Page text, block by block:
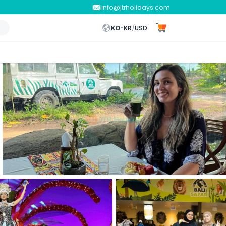
info@jtrholidays.com
KO-KR/USD